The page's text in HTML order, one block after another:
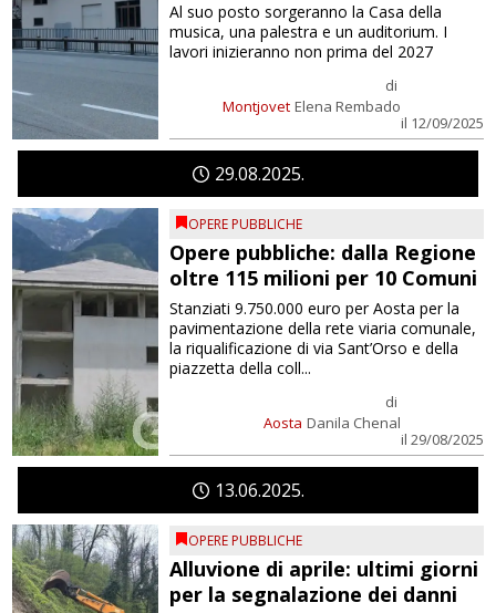
Montjovet
di
Elena Rembado
il 12/09/2025
Al suo posto sorgeranno la Casa della
musica, una palestra e un auditorium. I
lavori inizieranno non prima del 2027
2908 2025
OPERE PUBBLICHE
Opere pubbliche: dalla Regione
oltre 115 milioni per 10 Comuni
Aosta
di
Danila Chenal
il 29/08/2025
Stanziati 9.750.000 euro per Aosta per la
pavimentazione della rete viaria comunale,
la riqualificazione di via Sant’Orso e della
piazzetta della coll...
1306 2025
OPERE PUBBLICHE
Alluvione di aprile: ultimi giorni
per la segnalazione dei danni